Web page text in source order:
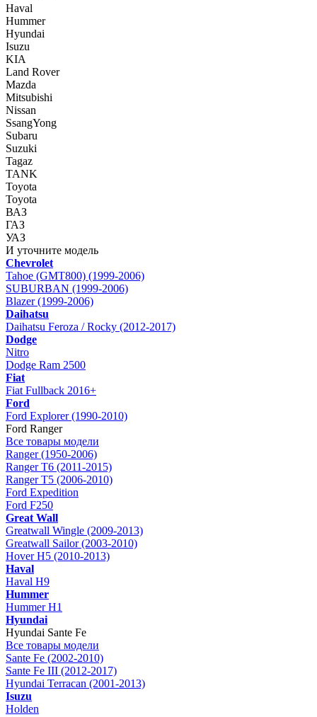
Haval
Hummer
Hyundai
Isuzu
KIA
Land Rover
Mazda
Mitsubishi
Nissan
SsangYong
Subaru
Suzuki
Tagaz
TANK
Toyota
Toyota
ВАЗ
ГАЗ
УАЗ
И уточните модель
Chevrolet
Tahoe (GMT800) (1999-2006)
SUBURBAN (1999-2006)
Blazer (1999-2006)
Daihatsu
Daihatsu Feroza / Rocky (2012-2017)
Dodge
Nitro
Dodge Ram 2500
Fiat
Fiat Fullback 2016+
Ford
Ford Explorer (1990-2010)
Ford Ranger
Все товары модели
Ranger (1950-2006)
Ranger T6 (2011-2015)
Ranger T5 (2006-2010)
Ford Expedition
Ford F250
Great Wall
Greatwall Wingle (2009-2013)
Greatwall Sailor (2003-2010)
Hover H5 (2010-2013)
Haval
Haval H9
Hummer
Hummer H1
Hyundai
Hyundai Sante Fe
Все товары модели
Sante Fe (2002-2010)
Sante Fe III (2012-2017)
Hyundai Terracan (2001-2013)
Isuzu
Holden